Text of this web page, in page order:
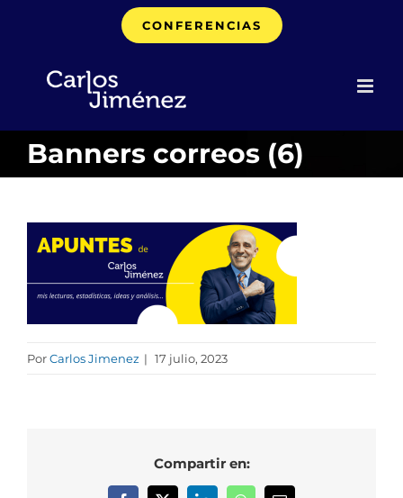
CONFERENCIAS
Banners correos (6)
PorCarlos Jimenez | 17 julio, 2023
Compartir en: